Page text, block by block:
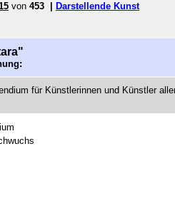
von 453 Darstellende Kunst
für Künstlerinnen und Künstler